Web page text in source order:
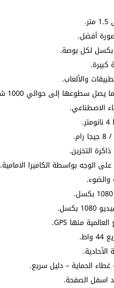
التخزين.
الوجه بواسطة الكاميرا الامامية.
والضوء.
اسفل الصفحة.